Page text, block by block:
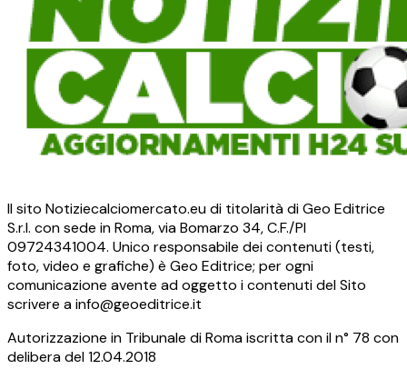
Il sito Notiziecalciomercato.eu di titolarità di Geo Editrice
S.r.l. con sede in Roma, via Bomarzo 34, C.F./PI
09724341004. Unico responsabile dei contenuti (testi,
foto, video e grafiche) è Geo Editrice; per ogni
comunicazione avente ad oggetto i contenuti del Sito
scrivere a info@geoeditrice.it
Autorizzazione in Tribunale di Roma iscritta con il n° 78 con
delibera del 12.04.2018